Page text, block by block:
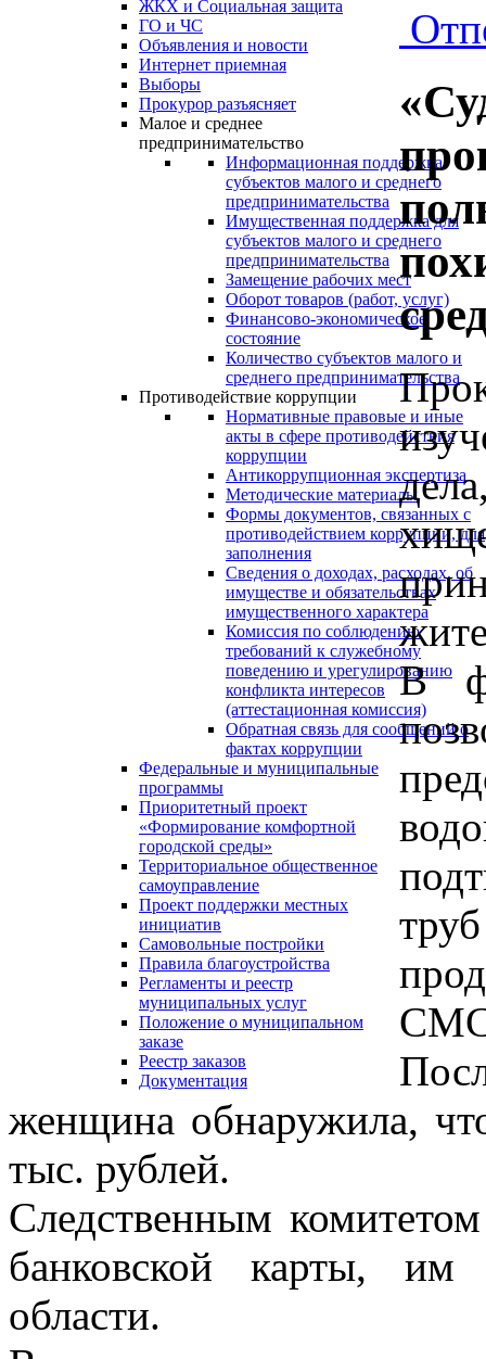
ЖКХ и Социальная защита
ГО и ЧС
Объявления и новости
Интернет приемная
Выборы
Прокурор разъясняет
Малое и среднее
предпринимательство
Информационная поддержка
субъектов малого и среднего
предпринимательства
Имущественная поддержка для
субъектов малого и среднего
предпринимательства
Замещение рабочих мест
Оборот товаров (работ, услуг)
Финансово-экономическое
состояние
Количество субъектов малого и
среднего предпринимательства
Противодействие коррупции
Нормативные правовые и иные
акты в сфере противодействия
коррупции
Антикоррупционная экспертиза
Методические материалы
Формы документов, связанных с
противодействием коррупции, для
заполнения
Сведения о доходах, расходах, об
имуществе и обязательствах
имущественного характера
Комиссия по соблюдению
требований к служебному
поведению и урегулированию
конфликта интересов
(аттестационная комиссия)
Обратная связь для сообщений о
фактах коррупции
Федеральные и муниципальные
программы
Приоритетный проект
«Формирование комфортной
городской среды»
Территориальное общественное
самоуправление
Проект поддержки местных
инициатив
Самовольные постройки
Правила благоустройства
Регламенты и реестр
муниципальных услуг
Положение о муниципальном
заказе
Реестр заказов
Документация
В
женщина обнаружила,
тыс. рублей.
Следственным
банковской карты, им
области.